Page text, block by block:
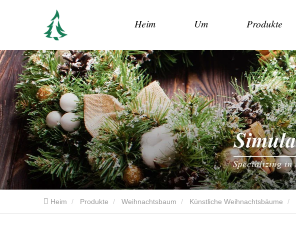
Heim Um Produkte
Heim Produkte Weihnachtsbaum Künstliche Weihnachtsbäume